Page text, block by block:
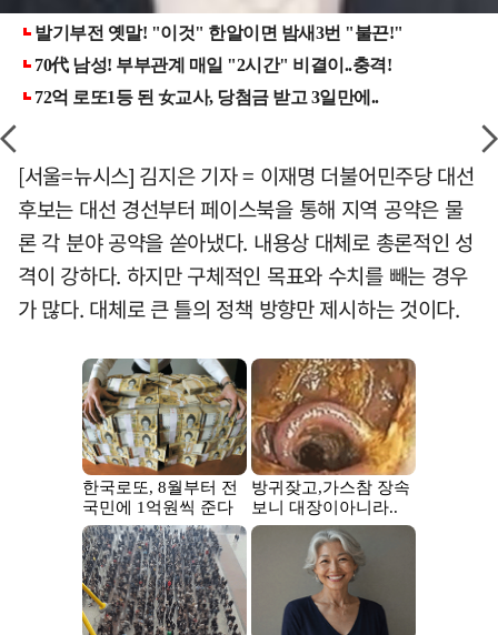
[서울=뉴시스] 김지은 기자 = 이재명 더불어민주당 대선
후보는 대선 경선부터 페이스북을 통해 지역 공약은 물
론 각 분야 공약을 쏟아냈다. 내용상 대체로 총론적인 성
격이 강하다. 하지만 구체적인 목표와 수치를 빼는 경우
가 많다. 대체로 큰 틀의 정책 방향만 제시하는 것이다.